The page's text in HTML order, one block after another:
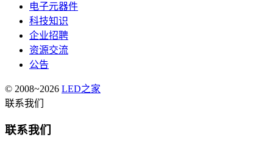
电子元器件
科技知识
企业招聘
资源交流
公告
© 2008~2026 LED之家
联系我们
联系我们